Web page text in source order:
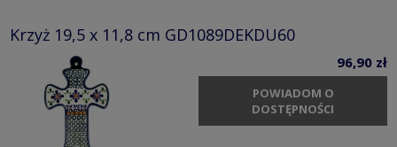
Krzyż 19,5 x 11,8 cm GD1089DEKDU60
96,90 zł
POWIADOM O
DOSTĘPNOŚCI